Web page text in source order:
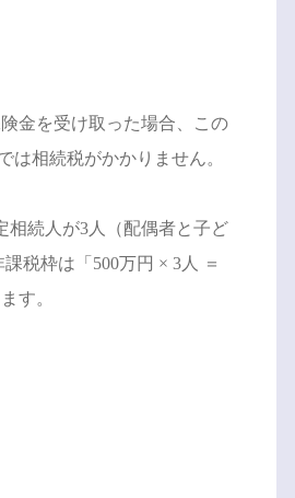
金を受け取った場合、この
は相続税がかかりません。
相続人が3人（配偶者と子ど
税枠は「500万円 × 3人 ＝
す。